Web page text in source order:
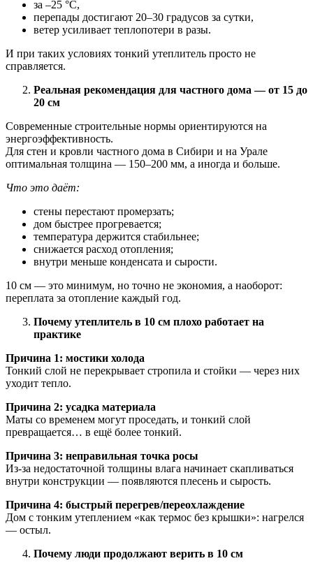
за –25 °C,
перепады достигают 20–30 градусов за сутки,
ветер усиливает теплопотери в разы.
И при таких условиях тонкий утеплитель просто не
справляется.
Реальная рекомендация для частного дома — от 15 до
20 см
Современные строительные нормы ориентируются на
энергоэффективность.
Для стен и кровли частного дома в Сибири и на Урале
оптимальная толщина — 150–200 мм, а иногда и больше.
Что это даёт:
стены перестают промерзать;
дом быстрее прогревается;
температура держится стабильнее;
снижается расход отопления;
внутри меньше конденсата и сырости.
10 см — это минимум, но точно не экономия, а наоборот:
переплата за отопление каждый год.
Почему утеплитель в 10 см плохо работает на
практике
Причина 1: мостики холода
Тонкий слой не перекрывает стропила и стойки — через них
уходит тепло.
Причина 2: усадка материала
Маты со временем могут проседать, и тонкий слой
превращается… в ещё более тонкий.
Причина 3: неправильная точка росы
Из-за недостаточной толщины влага начинает скапливаться
внутри конструкции — появляются плесень и сырость.
Причина 4: быстрый перегрев/переохлаждение
Дом с тонким утеплением «как термос без крышки»: нагрелся
— остыл.
Почему люди продолжают верить в 10 см